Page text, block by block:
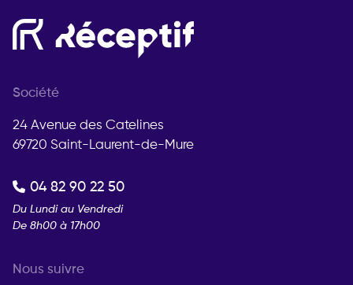
Société
24 Avenue des Catelines
69720 Saint-Laurent-de-Mure
04 82 90 22 50
Du Lundi au Vendredi
De 8h00 à 17h00
Nous suivre